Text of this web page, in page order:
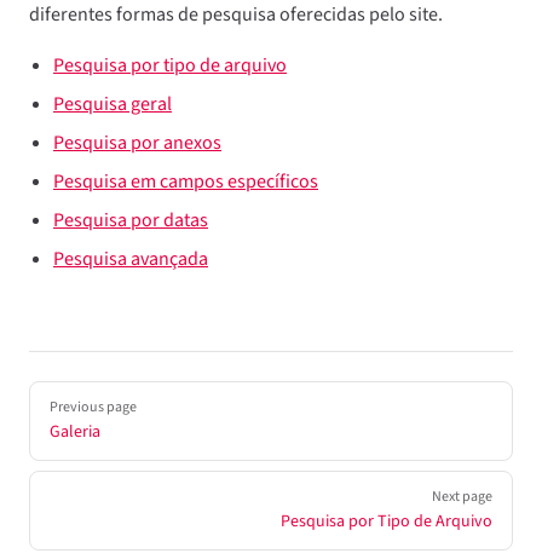
diferentes formas de pesquisa oferecidas pelo site.
Pesquisa por tipo de arquivo
Pesquisa geral
Pesquisa por anexos
Pesquisa em campos específicos
Pesquisa por datas
Pesquisa avançada
PagerPrevious page
Galeria
Next page
Pesquisa por Tipo de Arquivo